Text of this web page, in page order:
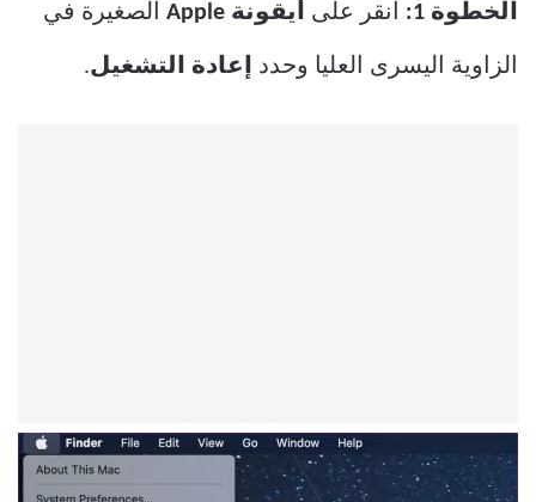
الخطوة 1: انقر على أيقونة Apple الصغيرة في
الزاوية اليسرى العليا وحدد إعادة التشغيل.